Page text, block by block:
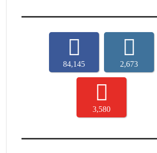
84,145 2,673
3,580